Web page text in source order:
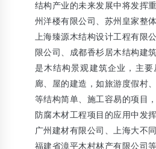
结构产业的未来发展中将发挥
州洋楼有限公司、苏州皇家整
上海臻源木结构设计工程有限
限公司、成都香杉居木结构建
是木结构景观建筑企业，主要
廊、屋的建造，如旅游度假村
等结构简单、施工容易的项目
防腐木材工程项目的应用中发
广州建材有限公司、上海大不
福建省漳平木村林产有限公司